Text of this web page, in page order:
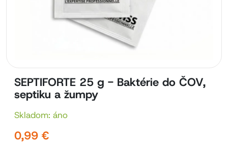
SEPTIFORTE 25 g - Baktérie do ČOV,
septiku a žumpy
Skladom: áno
0,99 €